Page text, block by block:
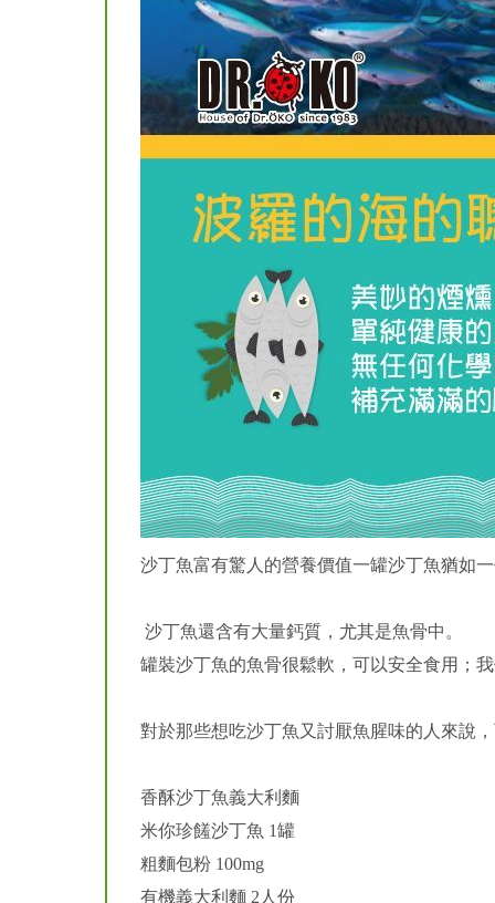
沙丁魚富有驚人的營養價值一罐沙丁魚猶如
沙丁魚還含有大量鈣質，尤其是魚骨中。
罐裝沙丁魚的魚骨很鬆軟，可以安全食用；
對於那些想吃沙丁魚又討厭魚腥味的人來說
香酥沙丁魚義大利麵
米你珍饈沙丁魚 1罐
粗麵包粉 100mg
有機義大利麵 2人份